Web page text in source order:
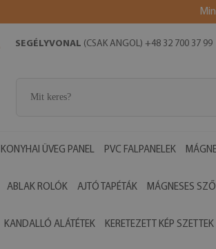
SEGÉLYVONAL (CSAK ANGOL) +48 32 700 37 99
KONYHAI ÜVEG PANEL PVC FALPANELEK
ABLAK ROLÓK AJTÓ TAPÉTÁK MÁGNESES
KANDALLÓ ALÁTÉTEK KERETEZETT KÉP SZETTEK